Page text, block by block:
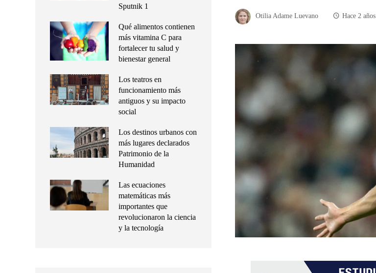
Otilia Adame Luevano Hace 2 años
Sputnik 1
Qué alimentos contienen
más vitamina C para
fortalecer tu salud y
bienestar general
Los teatros en
funcionamiento más
antiguos y su impacto
social
Los destinos urbanos con
más lugares declarados
Patrimonio de la
Humanidad
Las ecuaciones
matemáticas más
importantes que
revolucionaron la ciencia
y la tecnología